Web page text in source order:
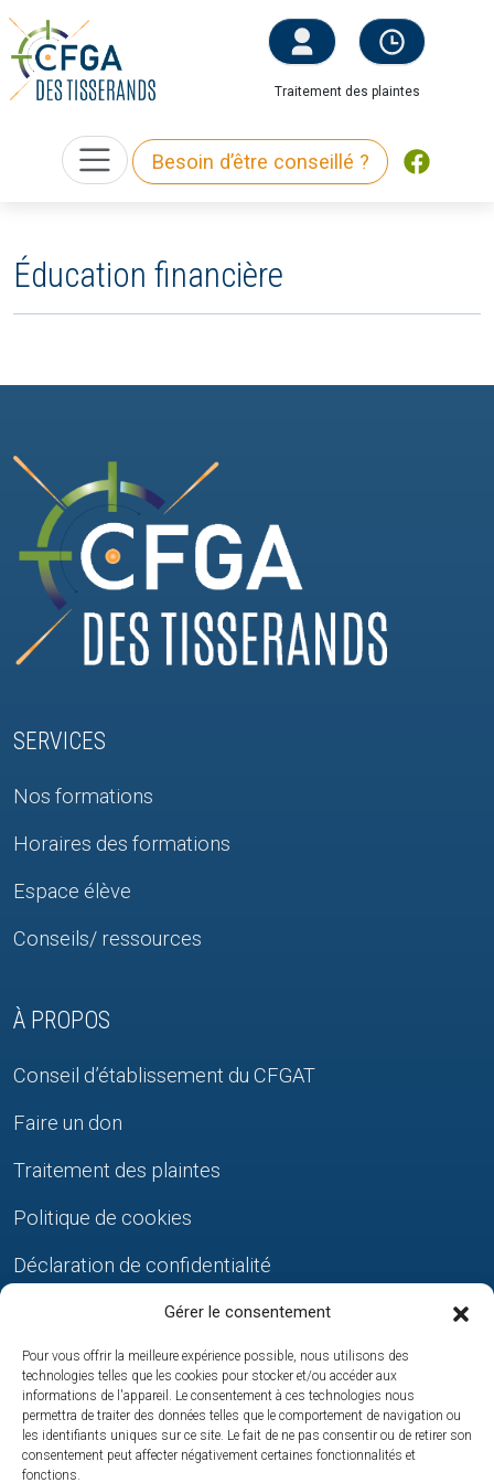
Gérer le consentement
Pour vous offrir la meilleure expérience possible, nous utilisons des
technologies telles que les cookies pour stocker et/ou accéder aux
informations de l'appareil. Le consentement à ces technologies nous
permettra de traiter des données telles que le comportement de navigation ou
les identifiants uniques sur ce site. Le fait de ne pas consentir ou de retirer son
consentement peut affecter négativement certaines fonctionnalités et
fonctions.
Traitement des plaintes
Besoin d’être conseillé ?
Éducation financière
SERVICES
Nos formations
Horaires des formations
Espace élève
Conseils/ ressources
À PROPOS
Conseil d’établissement du CFGAT
Faire un don
Traitement des plaintes
Politique de cookies
Déclaration de confidentialité
NOUS JOINDRE
Édifice du Nouvel-Envol
Point de service de Beauharnois